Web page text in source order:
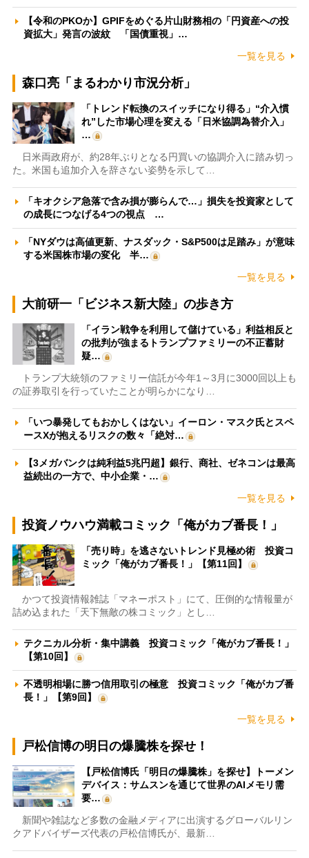
【令和のPKOか】GPIFをめぐる片山財務相の「円資産への投
資拡大」発言の波紋 「国債重視」…
一覧を見る
森口亮「まるわかり市況分析」
「トレンド転換のスイッチになり得る」“介入慣
れ”した市場心理を変える「日米協調為替介入」
…
日米両政府が、約28年ぶりとなる円買いの協調介入に踏み切っ
た。米国も追加介入を辞さない姿勢を示して…
「キオクシア急落で含み損が膨らんで…」損失を投資家として
の成長につなげる4つの視点 …
「NYダウは高値更新、ナスダック・S&P500は足踏み」が意味
する米国株市場の変化 半…
一覧を見る
大前研一「ビジネス新大陸」の歩き方
「イラン戦争を利用して儲けている」利益相反と
の批判が強まるトランプファミリーの不正蓄財
疑…
トランプ大統領のファミリー信託が今年1～3月に3000回以上も
の証券取引を行っていたことが明らかになり…
「いつ暴発してもおかしくはない」イーロン・マスク氏とスペ
ースXが抱えるリスクの数々「絶対…
【3メガバンクは純利益5兆円超】銀行、商社、ゼネコンは最高
益続出の一方で、中小企業・…
一覧を見る
投資ノウハウ満載コミック「俺がカブ番長！」
「売り時」を逃さないトレンド見極め術 投資コ
ミック「俺がカブ番長！」【第11回】
かつて投資情報雑誌「マネーポスト」にて、圧倒的な情報量が
詰め込まれた「天下無敵の株コミック」とし…
テクニカル分析・集中講義 投資コミック「俺がカブ番長！」
【第10回】
不透明相場に勝つ信用取引の極意 投資コミック「俺がカブ番
長！」【第9回】
一覧を見る
戸松信博の明日の爆騰株を探せ！
【戸松信博氏「明日の爆騰株」を探せ】トーメン
デバイス：サムスンを通じて世界のAIメモリ需
要…
新聞や雑誌など多数の金融メディアに出演するグローバルリン
クアドバイザーズ代表の戸松信博氏が、最新…